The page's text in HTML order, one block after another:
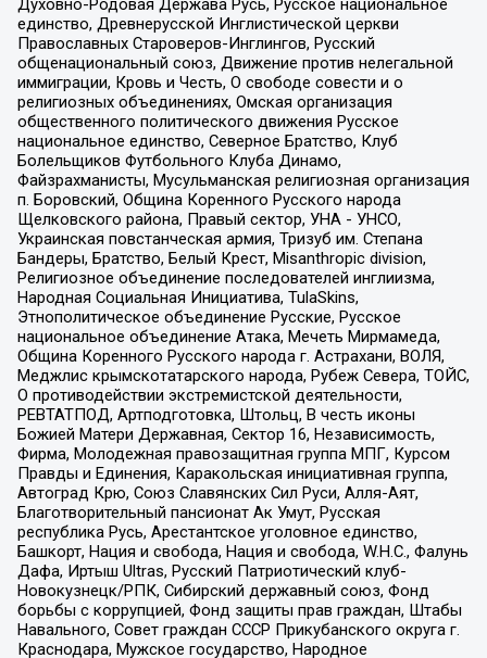
Духовно-Родовая Держава Русь, Русское национальное
единство, Древнерусской Инглистической церкви
Православных Староверов-Инглингов, Русский
общенациональный союз, Движение против нелегальной
иммиграции, Кровь и Честь, О свободе совести и о
религиозных объединениях, Омская организация
общественного политического движения Русское
национальное единство, Северное Братство, Клуб
Болельщиков Футбольного Клуба Динамо,
Файзрахманисты, Мусульманская религиозная организация
п. Боровский, Община Коренного Русского народа
Щелковского района, Правый сектор, УНА - УНСО,
Украинская повстанческая армия, Тризуб им. Степана
Бандеры, Братство, Белый Крест, Misanthropic division,
Религиозное объединение последователей инглиизма,
Народная Социальная Инициатива, TulaSkins,
Этнополитическое объединение Русские, Русское
национальное объединение Атака, Мечеть Мирмамеда,
Община Коренного Русского народа г. Астрахани, ВОЛЯ,
Меджлис крымскотатарского народа, Рубеж Севера, ТОЙС,
О противодействии экстремистской деятельности,
РЕВТАТПОД, Артподготовка, Штольц, В честь иконы
Божией Матери Державная, Сектор 16, Независимость,
Фирма, Молодежная правозащитная группа МПГ, Курсом
Правды и Единения, Каракольская инициативная группа,
Автоград Крю, Союз Славянских Сил Руси, Алля-Аят,
Благотворительный пансионат Ак Умут, Русская
республика Русь, Арестантское уголовное единство,
Башкорт, Нация и свобода, Нация и свобода, W.H.С., Фалунь
Дафа, Иртыш Ultras, Русский Патриотический клуб-
Новокузнецк/РПК, Сибирский державный союз, Фонд
борьбы с коррупцией, Фонд защиты прав граждан, Штабы
Навального, Совет граждан СССР Прикубанского округа г.
Краснодара, Мужское государство, Народное